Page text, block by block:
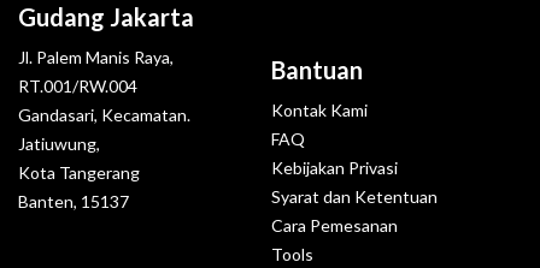
Gudang Jakarta
Jl. Palem Manis Raya,
RT.001/RW.004
Gandasari, Kecamatan.
Jatiuwung,
Kota Tangerang
Banten, 15137
Bantuan
Kontak Kami
FAQ
Kebijakan Privasi
Syarat dan Ketentuan
Cara Pemesanan
Tools